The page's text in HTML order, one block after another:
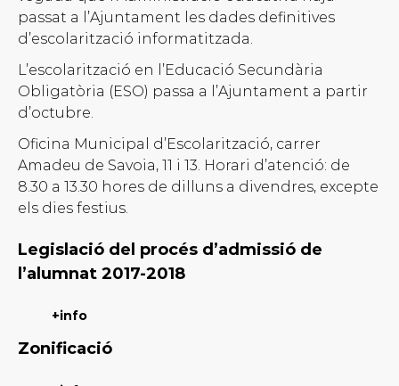
passat a l’Ajuntament les dades definitives
d’escolarització informatitzada.
L’escolarització en l’Educació Secundària
Obligatòria (ESO) passa a l’Ajuntament a partir
d’octubre.
Oficina Municipal d’Escolarització, carrer
Amadeu de Savoia, 11 i 13. Horari d’atenció: de
8.30 a 13.30 hores de dilluns a divendres, excepte
els dies festius.
Legislació del procés d’admissió de
l’alumnat 2017-2018
Zonificació